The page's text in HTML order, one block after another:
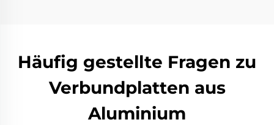
Häufig gestellte Fragen zu
Verbundplatten aus
Aluminium